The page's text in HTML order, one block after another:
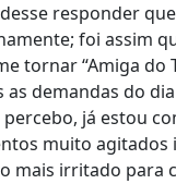
responder
foi assim
tornar “Amiga do
as demandas do
já estou
muito
mais irritado para